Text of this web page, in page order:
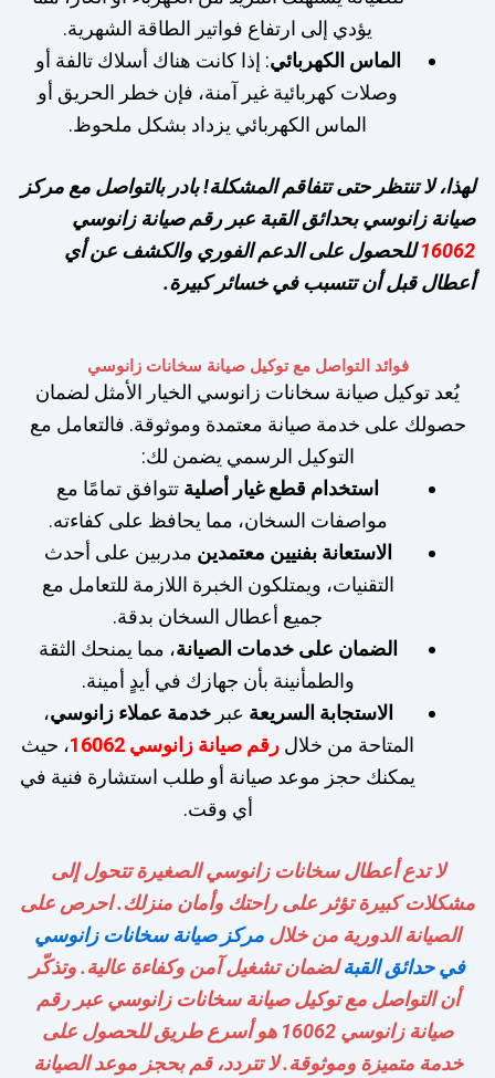
يؤدي إلى ارتفاع فواتير الطاقة الشهرية.
الماس الكهربائي: إذا كانت هناك أسلاك تالفة أو
وصلات كهربائية غير آمنة، فإن خطر الحريق أو
الماس الكهربائي يزداد بشكل ملحوظ.
لهذا، لا تنتظر حتى تتفاقم المشكلة! بادر بالتواصل مع مركز
صيانة زانوسي بحدائق القبة عبر رقم صيانة زانوسي
16062 للحصول على الدعم الفوري والكشف عن أي
أعطال قبل أن تتسبب في خسائر كبيرة.
فوائد التواصل مع توكيل صيانة سخانات زانوسي
يُعد توكيل صيانة سخانات زانوسي الخيار الأمثل لضمان
حصولك على خدمة صيانة معتمدة وموثوقة. فالتعامل مع
التوكيل الرسمي يضمن لك:
استخدام قطع غيار أصلية تتوافق تمامًا مع
مواصفات السخان، مما يحافظ على كفاءته.
الاستعانة بفنيين معتمدين مدربين على أحدث
التقنيات، ويمتلكون الخبرة اللازمة للتعامل مع
جميع أعطال السخان بدقة.
الضمان على خدمات الصيانة، مما يمنحك الثقة
والطمأنينة بأن جهازك في أيدٍ أمينة.
الاستجابة السريعة عبرخدمة عملاء زانوسي،
المتاحة من خلال رقم صيانة زانوسي 16062
، حيث
يمكنك حجز موعد صيانة أو طلب استشارة فنية في
أي وقت.
لا تدع أعطال سخانات زانوسي الصغيرة تتحول إلى
مشكلات كبيرة تؤثر على راحتك وأمان منزلك. احرص على
الصيانة الدورية من خلال مركز صيانة سخانات زانوسي
في حدائق القبةلضمان تشغيل آمن وكفاءة عالية. وتذكّر
أن التواصل مع توكيل صيانة سخانات زانوسي عبر رقم
صيانة زانوسي 16062 هو أسرع طريق للحصول على
خدمة متميزة وموثوقة. لا تتردد، قم بحجز موعد الصيانة